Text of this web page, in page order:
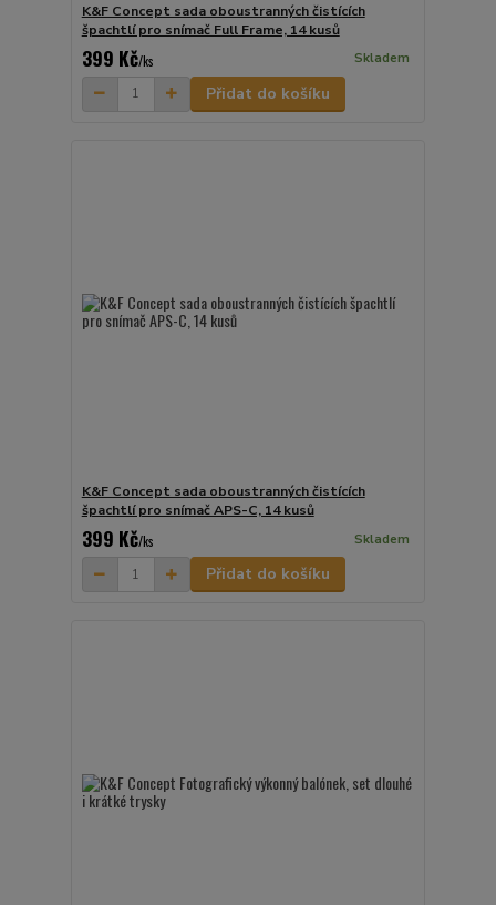
K&F Concept sada oboustranných čistících
špachtlí pro snímač Full Frame, 14 kusů
399 Kč/ks Skladem
Přidat do košíku
K&F Concept sada oboustranných čistících
špachtlí pro snímač APS-C, 14 kusů
399 Kč/ks Skladem
Přidat do košíku